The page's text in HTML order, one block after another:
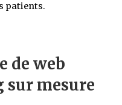
patients.
de web
mesure